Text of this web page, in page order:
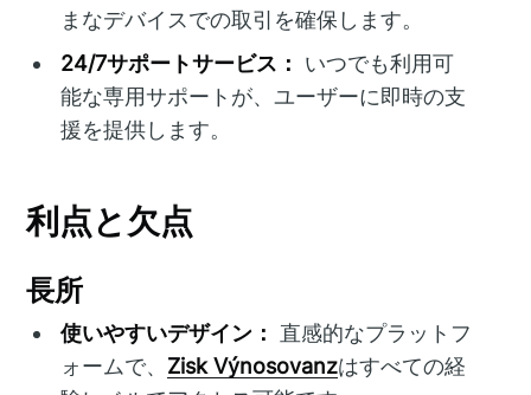
まなデバイスでの取引を確保します。
24/7サポートサービス：
いつでも利用可
能な専用サポートが、ユーザーに即時の支
援を提供します。
利点と欠点
長所
使いやすいデザイン：
直感的なプラットフ
ォームで、 Zisk Výnosovanzはすべての経